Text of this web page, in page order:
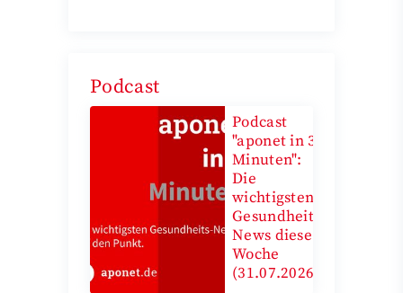
Podcast
Podcast
"aponet in 3
Minuten":
Die
wichtigsten
Gesundheits-
News diese
Woche
(31.07.2026)